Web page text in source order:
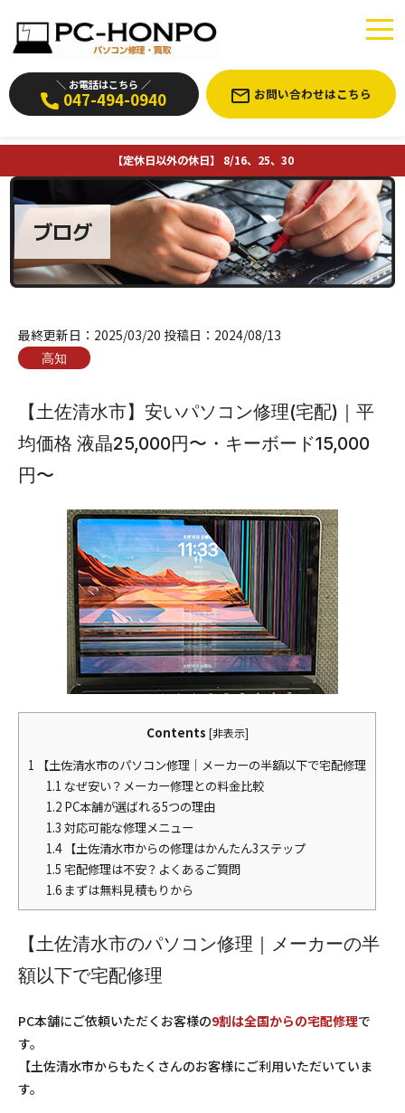
＼ お電話はこちら ／
047-494-0940 お問い合わせはこちら
【定休日以外の休日】 8/16、25、30
ブログ
最終更新日： 2025/03/20 投稿日： 2024/08/13
高知
【土佐清水市】安いパソコン修理(宅配)｜平
均価格 液晶25,000円〜・キーボード15,000
円〜
Contents [非表示]
1 【土佐清水市のパソコン修理｜メーカーの半額以下で宅配修理
1.1 なぜ安い？メーカー修理との料金比較
1.2PC本舗が選ばれる5つの理由
1.3 対応可能な修理メニュー
1.4【土佐清水市からの修理はかんたん3ステップ
1.5 宅配修理は不安？よくあるご質問
1.6まずは無料見積もりから
【土佐清水市のパソコン修理｜メーカーの半
額以下で宅配修理
PC本舗にご依頼いただくお客様の9割は全国からの宅配修理で
す。
【土佐清水市からもたくさんのお客様にご利用いただいていま
す。